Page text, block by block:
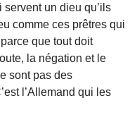
un dieu qu’ils
comme ces prêtres qui
que tout doit
la négation et le
sont pas des
l’Allemand qui les